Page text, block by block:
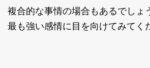
複合的な事情の場合もあるでしょ
最も強い感情に目を向けてみてく